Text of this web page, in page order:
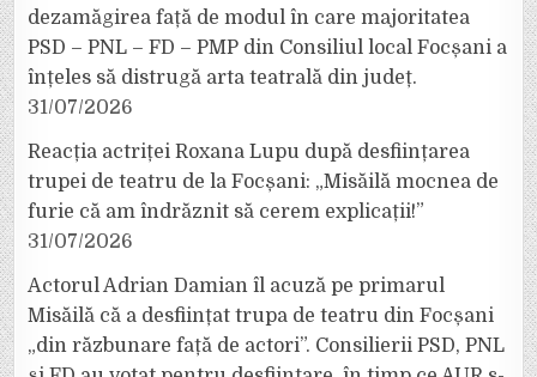
dezamăgirea față de modul în care majoritatea
PSD – PNL – FD – PMP din Consiliul local Focșani a
înțeles să distrugă arta teatrală din județ.
31/07/2026
Reacția actriței Roxana Lupu după desființarea
trupei de teatru de la Focșani: „Misăilă mocnea de
furie că am îndrăznit să cerem explicații!”
31/07/2026
Actorul Adrian Damian îl acuză pe primarul
Misăilă că a desființat trupa de teatru din Focșani
„din răzbunare față de actori”. Consilierii PSD, PNL